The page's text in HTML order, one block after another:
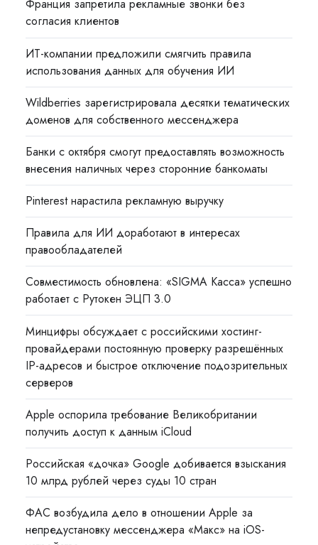
Франция запретила рекламные звонки без
согласия клиентов
ИТ-компании предложили смягчить правила
использования данных для обучения ИИ
Wildberries зарегистрировала десятки тематических
доменов для собственного мессенджера
Банки с октября смогут предоставлять возможность
внесения наличных через сторонние банкоматы
Pinterest нарастила рекламную выручку
Правила для ИИ доработают в интересах
правообладателей
Совместимость обновлена: «SIGMA Касса» успешно
работает с Рутокен ЭЦП 3.0
Минцифры обсуждает с российскими хостинг-
провайдерами постоянную проверку разрешённых
IP-адресов и быстрое отключение подозрительных
серверов
Apple оспорила требование Великобритании
получить доступ к данным iCloud
Российская «дочка» Google добивается взыскания
10 млрд рублей через суды 10 стран
ФАС возбудила дело в отношении Apple за
непредустановку мессенджера «Макс» на iOS-